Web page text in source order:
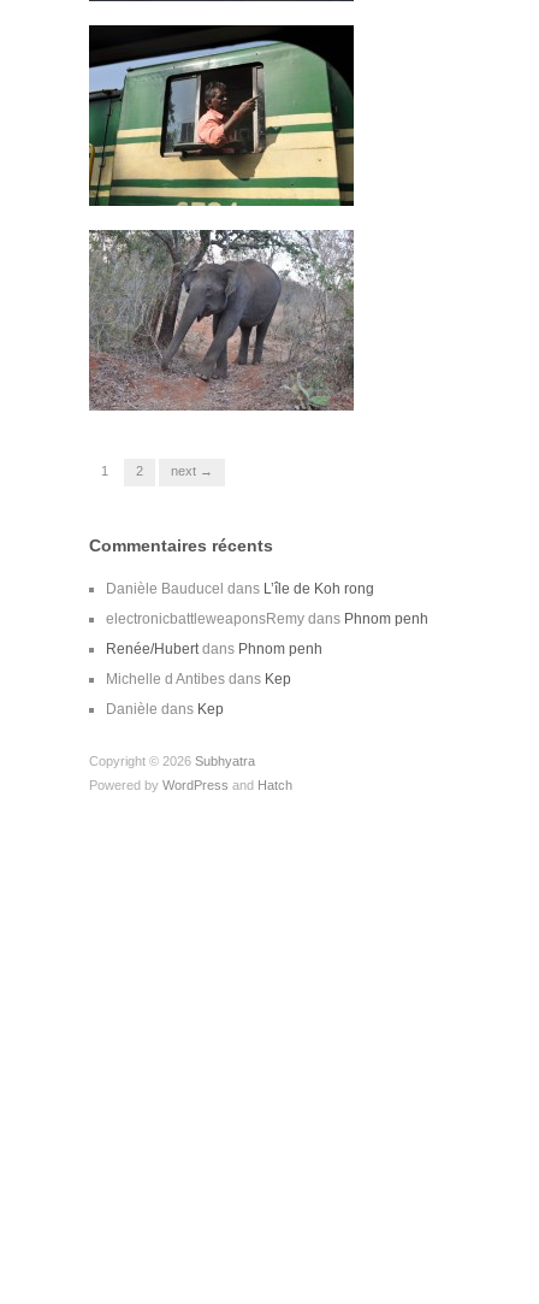
1 2 next →
Commentaires récents
Danièle Bauducel dans L’île de Koh rong
electronicbattleweaponsRemy dans Phnom penh
Renée/Hubertdans Phnom penh
Michelle d Antibes dans Kep
Danièle dans Kep
Copyright © 2026 Subhyatra
Powered by WordPress and Hatch